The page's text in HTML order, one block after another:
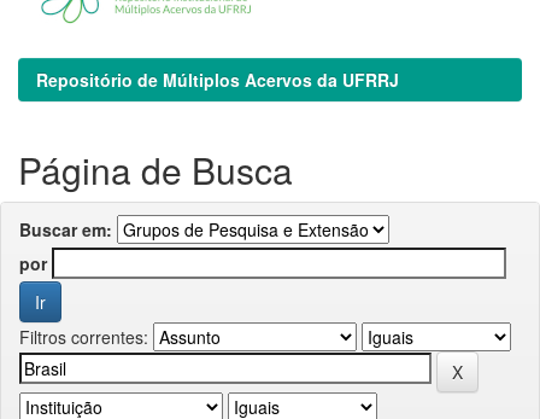
Repositório de Múltiplos Acervos da UFRRJ
Página de Busca
Buscar em:
por
Filtros correntes: